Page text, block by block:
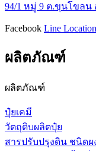
94/1 หมู่ 9 ต.ขุนโขลน
Facebook Line
ผลิตภัณฑ์
ผลิตภัณฑ์
ปุ๋ยเคมี
วัตถุดิบผลิตปุ๋ย
สารปรับปรุงดิน ชนิดผ